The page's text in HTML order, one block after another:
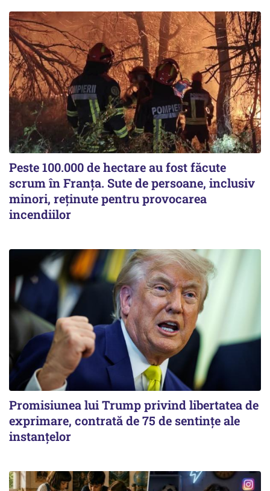
Peste 100.000 de hectare au fost făcute
scrum în Franța. Sute de persoane, inclusiv
minori, reținute pentru provocarea
incendiilor
Promisiunea lui Trump privind libertatea de
exprimare, contrată de 75 de sentințe ale
instanțelor